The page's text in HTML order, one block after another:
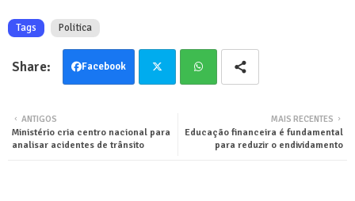
Tags Politica
Facebook
ter tsa
MAIS RECENTES
Educação financeira é fundamental
para reduzir o endividamento
ANTIGOS
Ministério cria centro nacional para
analisar acidentes de trânsito